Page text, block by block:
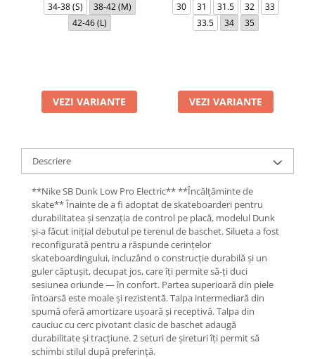
34-38 (S)
38-42 (M)
42-46 (L)
VEZI VARIANTE
30 31 31.5 32
33
33.5
34 35
VEZI VARIANTE
Descriere
**Nike SB Dunk Low Pro Electric** **Încălțăminte de
skate** Înainte de a fi adoptat de skateboarderi pentru
durabilitatea și senzația de control pe placă, modelul Dunk
și-a făcut inițial debutul pe terenul de baschet. Silueta a fost
reconfigurată pentru a răspunde cerințelor
skateboardingului, incluzând o construcție durabilă și un
guler căptușit, decupat jos, care îți permite să-ți duci
sesiunea oriunde — în confort. Partea superioară din piele
întoarsă este moale și rezistentă. Talpa intermediară din
spumă oferă amortizare ușoară și receptivă. Talpa din
cauciuc cu cerc pivotant clasic de baschet adaugă
durabilitate și tracțiune. 2 seturi de șireturi îți permit să
schimbi stilul după preferință.